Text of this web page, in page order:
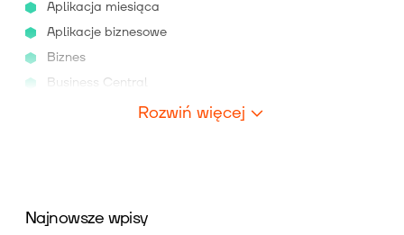
Aplikacja miesiąca
Aplikacje biznesowe
Biznes
Business Central
Rozwiń więcej
Najnowsze wpisy